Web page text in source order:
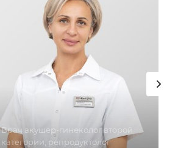
Врач акушер-гинеколог второй
категории, репродуктолог